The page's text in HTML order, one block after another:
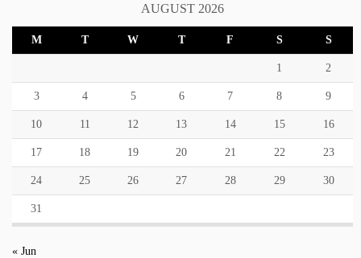
AUGUST 2026
M T W T F S S
1 2
3 4 5 6 7 8 9
10 11 12 13 14 15 16
17 18 19 20 21 22 23
24 25 26 27 28 29 30
31
« Jun